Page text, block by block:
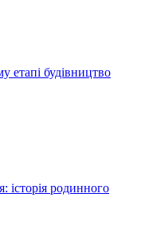
етапі будівництво
історія родинного